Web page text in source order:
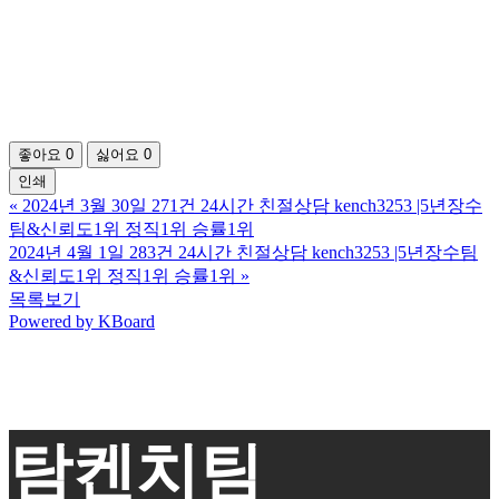
좋아요 0 싫어요 0
인쇄
« 2024년 3월 30일 271건 24시간 친절상담 kench3253 |5년장수
팀&신뢰도1위 정직1위 승률1위
2024년 4월 1일 283건 24시간 친절상담 kench3253 |5년장수팀
&신뢰도1위 정직1위 승률1위 »
목록보기
Powered by KBoard
탐켄치팀